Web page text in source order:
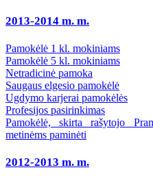
2013-2014 m. m.
Pamokėlė 1 kl. mokiniams
Pamokėlė 5 kl. mokiniams
Netradicinė pamoka
Saugaus elgesio pamokėlė
Ugdymo karjerai pamokėlės
Profesijos pasirinkimas
Pamokėlė, skirta rašytojo
metinėms paminėti
2012-2013 m. m.